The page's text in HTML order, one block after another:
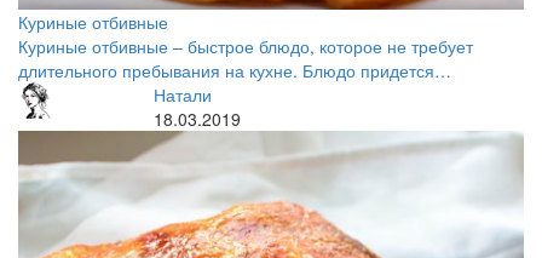
Куриные отбивные
Куриные отбивные – быстрое блюдо, которое не требует
длительного пребывания на кухне. Блюдо придется…
Натали
18.03.2019